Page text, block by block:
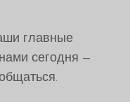
главные
сегодня —